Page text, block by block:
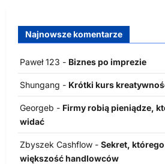
Najnowsze komentarze
Paweł 123 - Biznes po imprezie
Shungang - Krótki kurs
Georgeb - Firmy robią pieniądze,
widać
Zbyszek Cashflow - Sekret,
większość handlowców